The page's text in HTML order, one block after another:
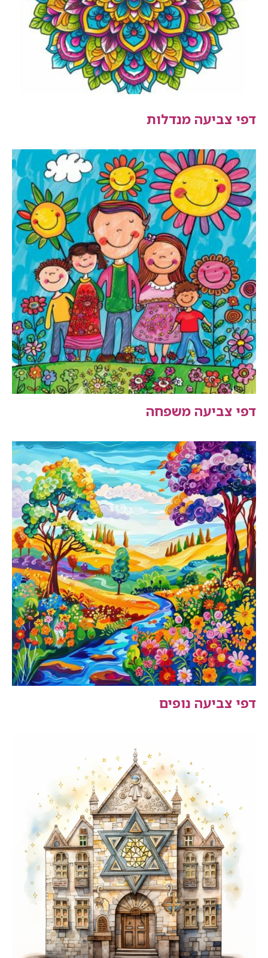
דפי צביעה מנדלות
דפי צביעה משפחה
דפי צביעה נופים